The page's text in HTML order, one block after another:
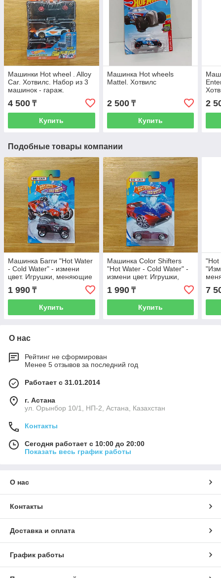
Машинки Hot wheel . Alloy
Car. Хотвилс. Набор из 3
машинок - гараж.
4 500 ₸
Купить
Машинка Hot wheels
Mattel. Хотвилс
2 500₸
Купить
2
Подобные товары компании
Машинка Багги "Hot Water
- Cold Water" - измени
цвет. Игрушки, меняющие
1 990 ₸
Купить
Машинка Color Shifters
"Hot Water - Cold Water" -
измени цвет. Игрушки,
меняющие цвет. Хотвилс.
Подарок.
1 990₸
Купить
7
О нас
Рейтинг не сформирован
Менее 5 отзывов за последний год
Работает с 31.01.2014
г. Астана
ул. Орынбор 10/1, НП-2, Астана, Казахстан
Контакты
Сегодня работает с 10:00 до 20:00
Показать весь график работы
О нас
Контакты
Доставка и оплата
График работы